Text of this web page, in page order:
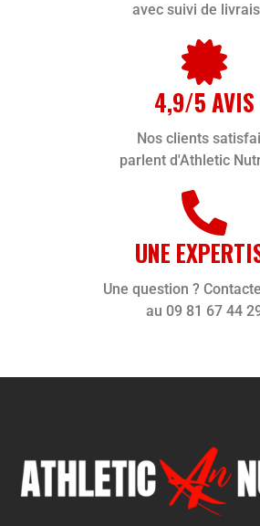
avec suivi de
4,9/5 AVIS
Nos clients
parlent d'Athletic
UNE
Une question ?
au 09 81 67 44